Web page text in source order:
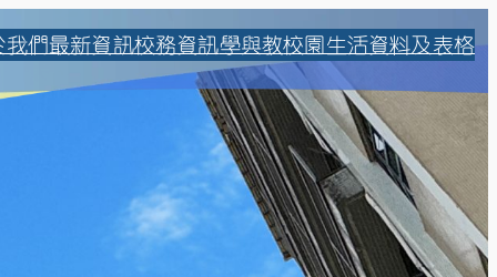
我們最新資訊校務資訊學與教校園生活資料及表格